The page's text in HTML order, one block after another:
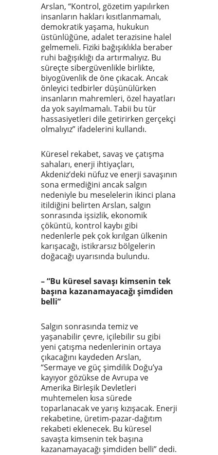
Arslan, “Kontrol, gözetim yapılırken
insanların hakları kısıtlanmamalı,
demokratik yaşama, hukukun
üstünlüğüne, adalet terazisine halel
gelmemeli. Fiziki bağışıklıkla beraber
ruhi bağışıklığı da artırmalıyız. Bu
süreçte sibergüvenlikle birlikte,
biyogüvenlik de öne çıkacak. Ancak
önleyici tedbirler düşünülürken
insanların mahremleri, özel hayatları
da yok sayılmamalı. Tabii bu tür
hassasiyetleri dile getirirken gerçekçi
olmalıyız” ifadelerini kullandı.
Küresel rekabet, savaş ve çatışma
sahaları, enerji ihtiyaçları,
Akdeniz’deki nüfuz ve enerji savaşının
sona ermediğini ancak salgın
nedeniyle bu meselelerin ikinci plana
itildiğini belirten Arslan, salgın
sonrasında işsizlik, ekonomik
çöküntü, kontrol kaybı gibi
nedenlerle pek çok kırılgan ülkenin
karışacağı, istikrarsız bölgelerin
doğacağı uyarısında bulundu.
– “Bu küresel savaşı kimsenin tek
başına kazanamayacağı şimdiden
belli”
Salgın sonrasında temiz ve
yaşanabilir çevre, içilebilir su gibi
yeni çatışma nedenlerinin ortaya
çıkacağını kaydeden Arslan,
“Sermaye ve güç şimdilik Doğu’ya
kayıyor gözükse de Avrupa ve
Amerika Birleşik Devletleri
muhtemelen kısa sürede
toparlanacak ve yarış kızışacak. Enerji
rekabetine, üretim-pazar-dağıtım
rekabeti eklenecek. Bu küresel
savaşta kimsenin tek başına
kazanamayacağı şimdiden belli” dedi.